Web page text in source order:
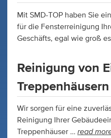
Mit SMD-TOP haben Sie
für die Fensterreinigung
Geschäfts, egal wie groß
Reinigung von
Treppenhäusern
Wir sorgen für eine
Reinigung Ihrer
Treppenhäuser … read